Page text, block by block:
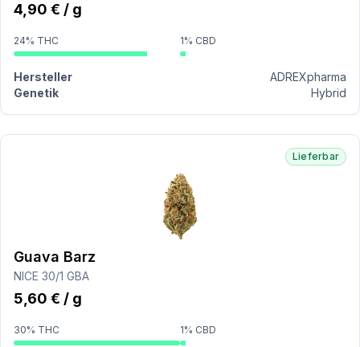
4,90 € / g
24% THC 1% CBD
Hersteller
ADREXpharma
Genetik
Hybrid
Lieferbar
Guava Barz
NICE 30/1 GBA
5,60 € / g
30% THC 1% CBD